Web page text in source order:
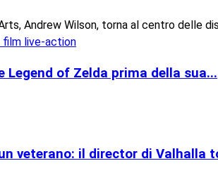
Andrew Wilson, torna al centro delle
Legend of Zelda prima della sua...
veterano: il director di Valhalla